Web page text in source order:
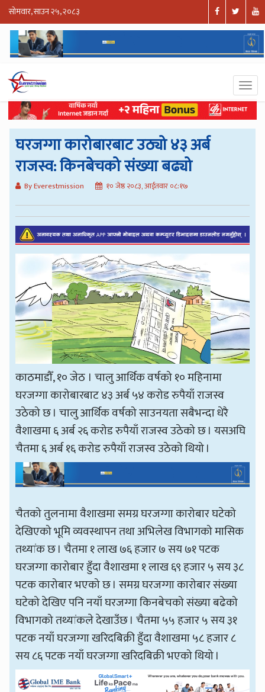
सोमवार, साउन २५, २०८३
घरजग्गा कारोबारबाट उठ्यो ४३ अर्ब
राजस्व: किनबेचको संख्या बढ्यो
By Everestmission १० जेष्ठ २०८३, आईतवार ०८:१७
काठमाडौँ, १० जेठ । चालु आर्थिक वर्षको १० महिनामा
घरजग्गा कारोबारबाट ४३ अर्ब ५४ करोड रुपैयाँ राजस्व
उठेको छ । चालु आर्थिक वर्षको साउनयता सबैभन्दा धेरै
वैशाखमा ६ अर्ब २६ करोड रुपैयाँ राजस्व उठेको छ । यसअघि
चैतमा ६ अर्ब १६ करोड रुपैयाँ राजस्व उठेको थियो ।
चैतको तुलनामा वैशाखमा समग्र घरजग्गा कारोबार घटेको
देखिएको भूमि व्यवस्थापन तथा अभिलेख विभागको मासिक
तथ्यांक छ । चैतमा १ लाख ७६ हजार ७ सय ७१ पटक
घरजग्गा कारोबार हुँदा वैशाखमा १ लाख ६९ हजार ५ सय ३८
पटक कारोबार भएको छ । समग्र घरजग्गा कारोबार संख्या
घटेको देखिए पनि नयाँ घरजग्गा किनबेचको संख्या बढेको
विभागको तथ्यांकले देखाउँछ । चैतमा ५५ हजार ५ सय ३१
पटक नयाँ घरजग्गा खरिदबिक्री हुँदा वैशाखमा ५८ हजार ८
सय ८६ पटक नयाँ घरजग्गा खरिदबिक्री भएको थियो ।